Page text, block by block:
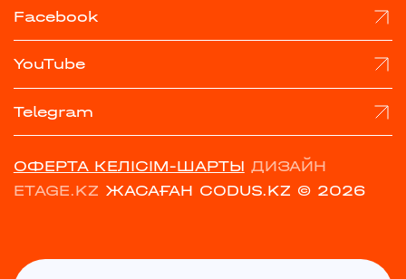
Facebook
YouTube
Telegram
ОФЕРТА КЕЛІСІМ-ШАРТЫ ДИЗАЙН
ETAGE.KZ ЖАСАҒАН CODUS.KZ © 2026